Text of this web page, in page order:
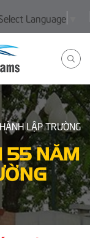
Language
LẬP TRƯỜNG
55 NĂM